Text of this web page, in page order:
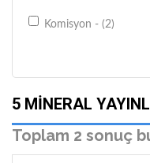
Komisyon - (2)
5 MINERAL
Toplam 2 sonuç